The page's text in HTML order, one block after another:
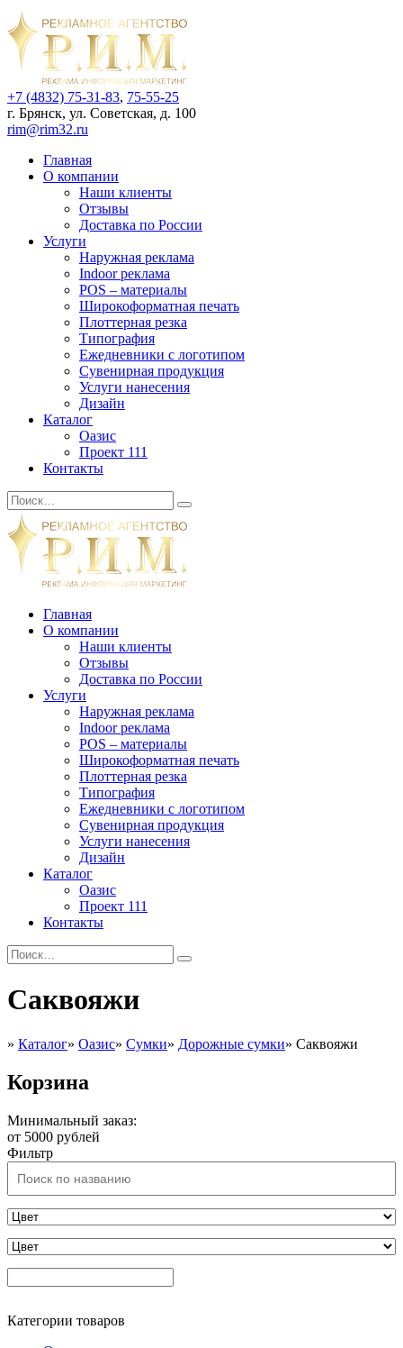
+7 (4832) 75-31-83, 75-55-25
г. Брянск, ул. Советская, д. 100
rim@rim32.ru
Главная
О компании
Наши клиенты
Отзывы
Доставка по России
Услуги
Наружная реклама
Indoor реклама
POS – материалы
Широкоформатная печать
Плоттерная резка
Типография
Ежедневники с логотипом
Сувенирная продукция
Услуги нанесения
Дизайн
Каталог
Оазис
Проект 111
Контакты
Главная
О компании
Наши клиенты
Отзывы
Доставка по России
Услуги
Наружная реклама
Indoor реклама
POS – материалы
Широкоформатная печать
Плоттерная резка
Типография
Ежедневники с логотипом
Сувенирная продукция
Услуги нанесения
Дизайн
Каталог
Оазис
Проект 111
Контакты
Саквояжи
» Каталог» Оазис» Сумки» Дорожные сумки» Саквояжи
Корзина
Минимальный заказ:
от 5000 рублей
Фильтр
Категории товаров